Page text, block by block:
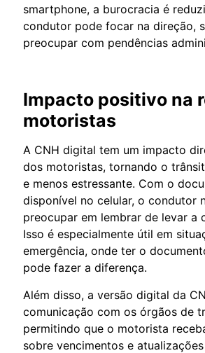
smartphone, a burocracia é
condutor pode focar na direção,
preocupar com pendências
Impacto positivo na
motoristas
A CNH digital tem um impacto
dos motoristas, tornando o
e menos estressante. Com o
disponível no celular, o condutor
preocupar em lembrar de levar a
Isso é especialmente útil em
emergência, onde ter o
pode fazer a diferença.
Além disso, a versão digital da
comunicação com os órgãos de
permitindo que o motorista
sobre vencimentos e